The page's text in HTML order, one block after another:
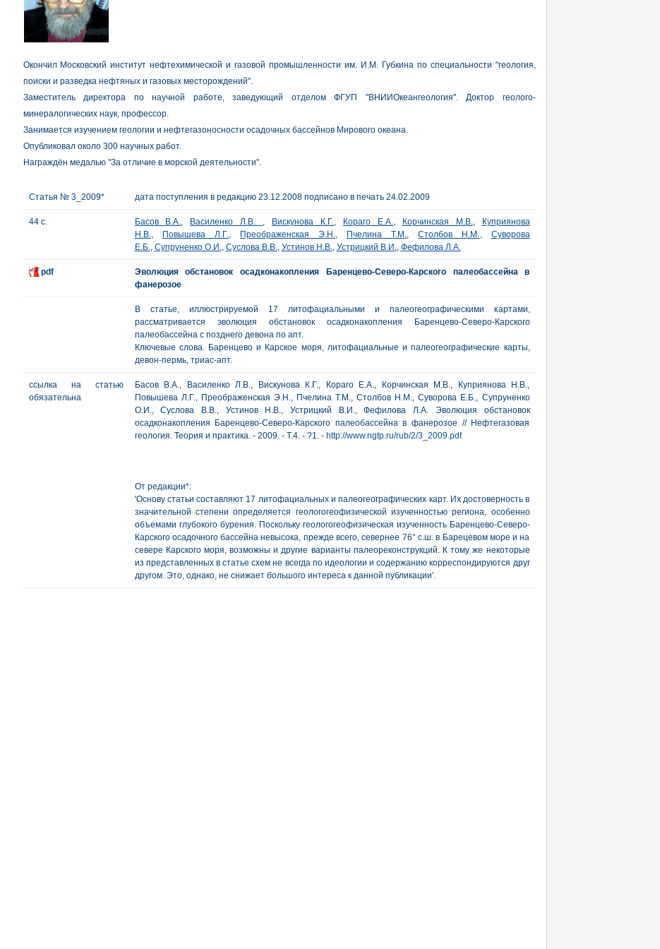
Окончил Московский институт нефтехимической и газовой промышленности им. И.М. Губкина по специальности "геология,
поиски и разведка нефтяных и газовых месторождений".
Заместитель директора по научной работе, заведующий отделом ФГУП "ВНИИОкеангеология". Доктор геолого-
минералогических наук, профессор.
Занимается изучением геологии и нефтегазоносности осадочных бассейнов Мирового океана.
Опубликовал около 300 научных работ.
Награждён медалью "За отличие в морской деятельности".
Статья № 3_2009* дата поступления в редакцию 23.12.2008 подписано в печать 24.02.2009
44 с. Басов В.А., Василенко Л.В. , Вискунова К.Г., Кораго Е.А., Корчинская М.В.,
Куприянова
Н.В., Повышева Л.Г., Преображенская Э.Н., Пчелина Т.М.,Столбов Н.М., Суворова
Е.Б., Супруненко О.И., Суслова В.В., Устинов Н.В., Устрицкий В.И., Фефилова Л.А.
pdf
Эволюция обстановок осадконакопления Баренцево-Северо-Карского палеобассейна в
фанерозое
В статье, иллюстрируемой 17 литофациальными и палеогеографическими картами,
рассматривается эволюция обстановок осадконакопления Баренцево-Северо-Карского
палеобассейна с позднего девона по апт.
Ключевые слова. Баренцево и Карское моря, литофациальные и палеогеографические карты,
девон-пермь, триас-апт.
ссылка на статью
обязательна
Басов В.А., Василенко Л.В., Вискунова К.Г., Кораго Е.А., Корчинская М.В., Куприянова Н.В.,
Повышева Л.Г., Преображенская Э.Н., Пчелина Т.М., Столбов Н.М., Суворова Е.Б., Супруненко
О.И., Суслова В.В., Устинов Н.В., Устрицкий В.И., Фефилова Л.А. Эволюция обстановок
осадконакопления Баренцево-Северо-Карского палеобассейна в фанерозое // Нефтегазовая
геология. Теория и практика. - 2009. - Т.4. - ?1. - http://www.ngtp.ru/rub/2/3_2009.pdf
От редакции*:
'Основу статьи составляют 17 литофациальных и палеогеографических карт. Их достоверность в
значительной степени определяется геологогеофизической изученностью региона, особенно
объемами глубокого бурения. Поскольку геологогеофизическая изученность Баренцево-Северо-
Карского осадочного бассейна невысока, прежде всего, севернее 76° с.ш. в Барецевом море и на
севере Карского моря, возможны и другие варианты палеореконструкций. К тому же некоторые
из представленных в статье схем не всегда по идеологии и содержанию корреспондируются друг
другом. Это, однако, не снижает большого интереса к данной публикации'.